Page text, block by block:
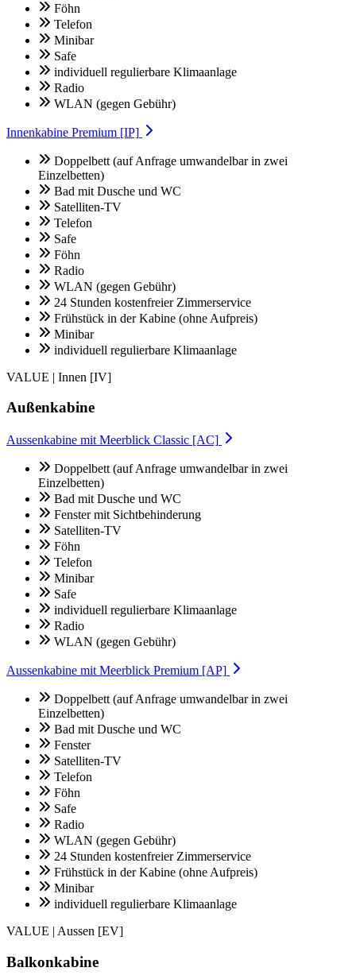
Föhn
Telefon
Minibar
Safe
individuell regulierbare Klimaanlage
Radio
WLAN (gegen Gebühr)
Innenkabine Premium [IP]
Doppelbett (auf Anfrage umwandelbar in zwei
Einzelbetten)
Bad mit Dusche und WC
Satelliten-TV
Telefon
Safe
Föhn
Radio
WLAN (gegen Gebühr)
24 Stunden kostenfreier Zimmerservice
Frühstück in der Kabine (ohne Aufpreis)
Minibar
individuell regulierbare Klimaanlage
VALUE | Innen [IV]
Außenkabine
Aussenkabine mit Meerblick Classic [AC]
Doppelbett (auf Anfrage umwandelbar in zwei
Einzelbetten)
Bad mit Dusche und WC
Fenster mit Sichtbehinderung
Satelliten-TV
Föhn
Telefon
Minibar
Safe
individuell regulierbare Klimaanlage
Radio
WLAN (gegen Gebühr)
Aussenkabine mit Meerblick Premium [AP]
Doppelbett (auf Anfrage umwandelbar in zwei
Einzelbetten)
Bad mit Dusche und WC
Fenster
Satelliten-TV
Telefon
Föhn
Safe
Radio
WLAN (gegen Gebühr)
24 Stunden kostenfreier Zimmerservice
Frühstück in der Kabine (ohne Aufpreis)
Minibar
individuell regulierbare Klimaanlage
VALUE | Aussen [EV]
Balkonkabine